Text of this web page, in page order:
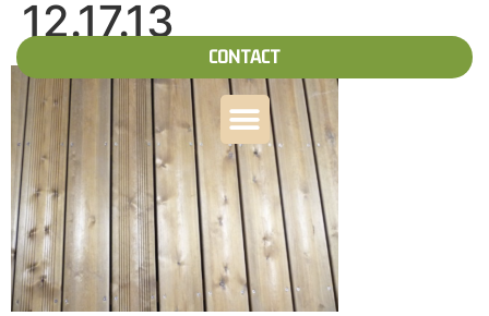
CONTACT
12.17.13